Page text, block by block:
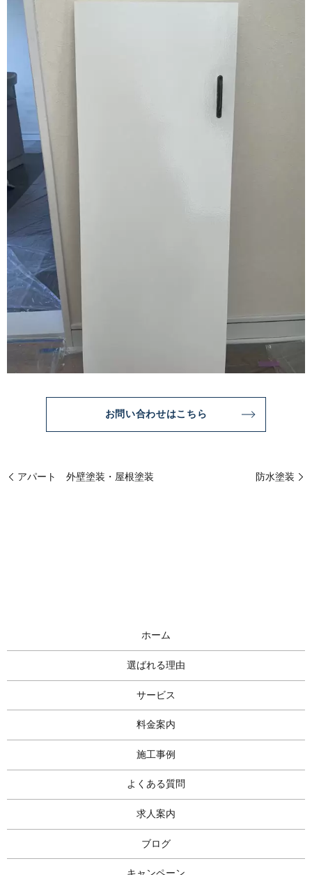
お問い合わせはこちら
アパート 外壁塗装・屋根塗装 防水塗装
ホーム
選ばれる理由
サービス
料金案内
施工事例
よくある質問
求人案内
ブログ